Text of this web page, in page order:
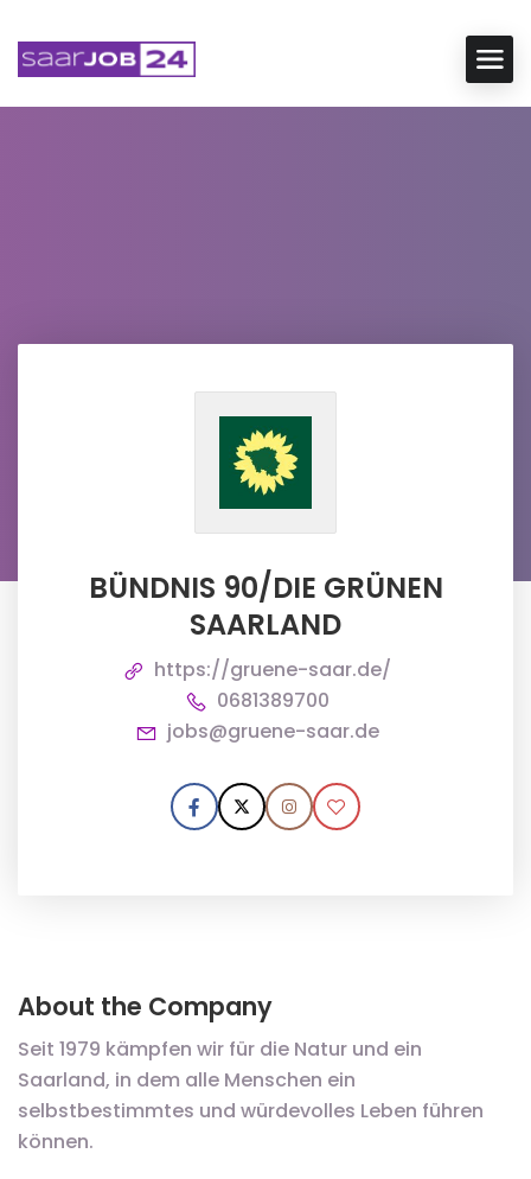
BÜNDNIS 90/DIE GRÜNEN
SAARLAND
https://gruene-saar.de/
0681389700
jobs@gruene-saar.de
About the Company
Seit 1979 kämpfen wir für die Natur und ein
Saarland, in dem alle Menschen ein
selbstbestimmtes und würdevolles Leben führen
können.